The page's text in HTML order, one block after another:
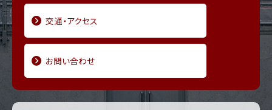
交通・アクセス
お問い合わせ